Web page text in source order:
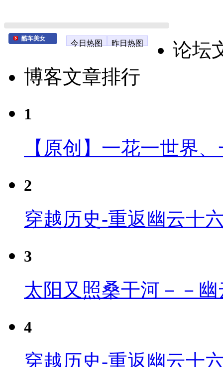
酷车美女
今日热图 昨日热图
论坛
博客文章排行
1
【原创】一花一世界
2
穿越历史-重返幽云十
3
太阳又照桑干河－－
4
穿越历史-重返幽云十